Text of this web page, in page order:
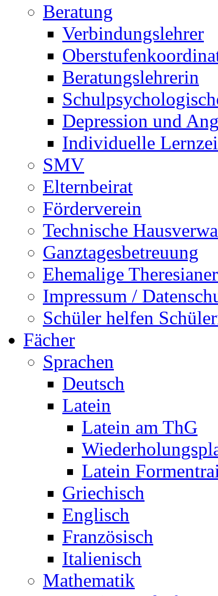
Beratung
Verbindungslehrer
Beratungslehrerin
Depression und
Individuelle
SMV
Elternbeirat
Förderverein
Technische
Ganztagesbetreuung
Ehemalige Theresianer
Impressum /
Schüler helfen
Fächer
Sprachen
Deutsch
Latein
Latein am ThG
Latein
Griechisch
Englisch
Französisch
Italienisch
Mathematik